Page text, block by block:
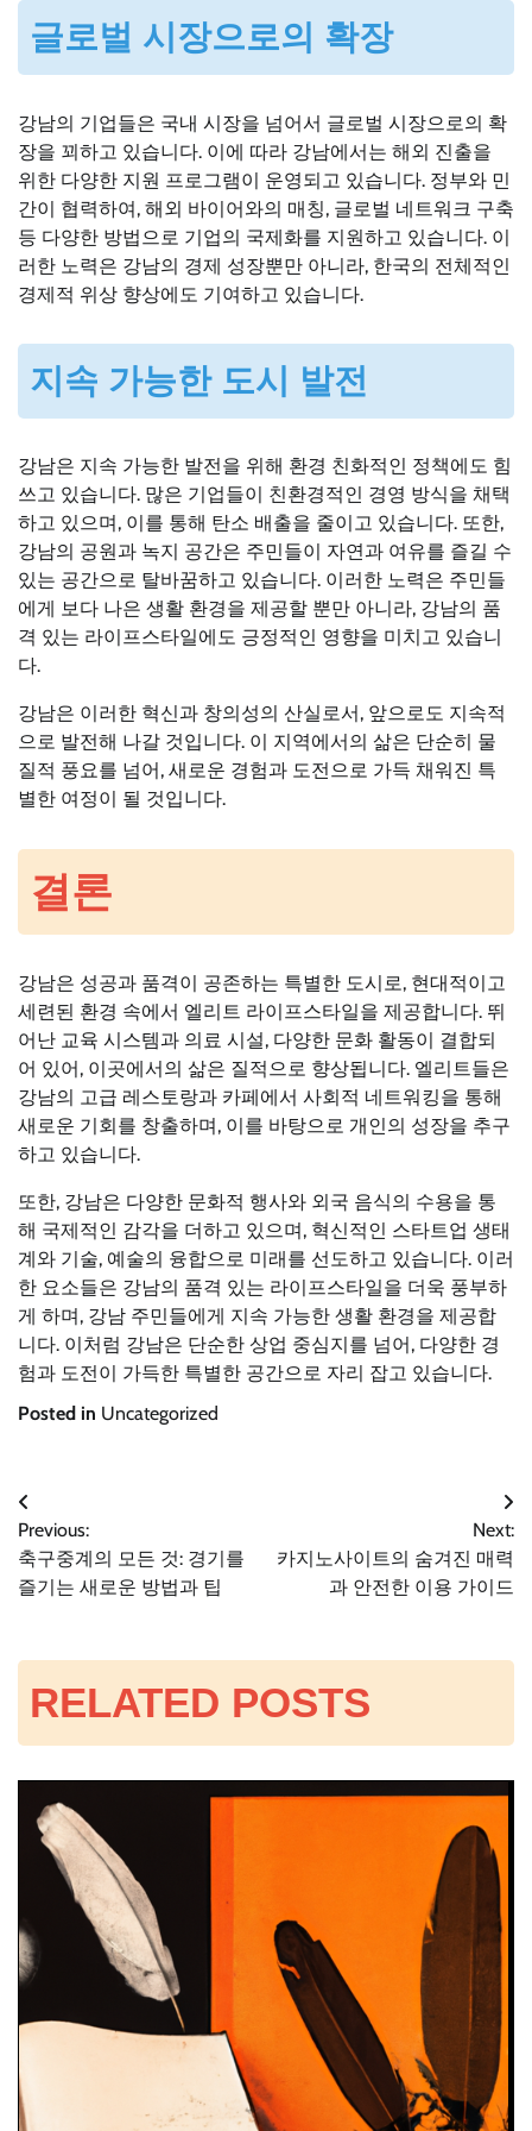
글로벌 시장으로의 확장
강남의 기업들은 국내 시장을 넘어서 글로벌 시장으로의 확
장을 꾀하고 있습니다. 이에 따라 강남에서는 해외 진출을
위한 다양한 지원 프로그램이 운영되고 있습니다. 정부와 민
간이 협력하여, 해외 바이어와의 매칭, 글로벌 네트워크 구축
등 다양한 방법으로 기업의 국제화를 지원하고 있습니다. 이
러한 노력은 강남의 경제 성장뿐만 아니라, 한국의 전체적인
경제적 위상 향상에도 기여하고 있습니다.
지속 가능한 도시 발전
강남은 지속 가능한 발전을 위해 환경 친화적인 정책에도 힘
쓰고 있습니다. 많은 기업들이 친환경적인 경영 방식을 채택
하고 있으며, 이를 통해 탄소 배출을 줄이고 있습니다. 또한,
강남의 공원과 녹지 공간은 주민들이 자연과 여유를 즐길 수
있는 공간으로 탈바꿈하고 있습니다. 이러한 노력은 주민들
에게 보다 나은 생활 환경을 제공할 뿐만 아니라, 강남의 품
격 있는 라이프스타일에도 긍정적인 영향을 미치고 있습니
다.
강남은 이러한 혁신과 창의성의 산실로서, 앞으로도 지속적
으로 발전해 나갈 것입니다. 이 지역에서의 삶은 단순히 물
질적 풍요를 넘어, 새로운 경험과 도전으로 가득 채워진 특
별한 여정이 될 것입니다.
결론
강남은 성공과 품격이 공존하는 특별한 도시로, 현대적이고
세련된 환경 속에서 엘리트 라이프스타일을 제공합니다. 뛰
어난 교육 시스템과 의료 시설, 다양한 문화 활동이 결합되
어 있어, 이곳에서의 삶은 질적으로 향상됩니다. 엘리트들은
강남의 고급 레스토랑과 카페에서 사회적 네트워킹을 통해
새로운 기회를 창출하며, 이를 바탕으로 개인의 성장을 추구
하고 있습니다.
또한, 강남은 다양한 문화적 행사와 외국 음식의 수용을 통
해 국제적인 감각을 더하고 있으며, 혁신적인 스타트업 생태
계와 기술, 예술의 융합으로 미래를 선도하고 있습니다. 이러
한 요소들은 강남의 품격 있는 라이프스타일을 더욱 풍부하
게 하며, 강남 주민들에게 지속 가능한 생활 환경을 제공합
니다. 이처럼 강남은 단순한 상업 중심지를 넘어, 다양한 경
험과 도전이 가득한 특별한 공간으로 자리 잡고 있습니다.
Posted in Uncategorized
글
탐
색
Previous:
축구중계의 모든 것: 경기를
즐기는 새로운 방법과 팁
Next:
카지노사이트의 숨겨진 매력
과 안전한 이용 가이드
RELATED POSTS